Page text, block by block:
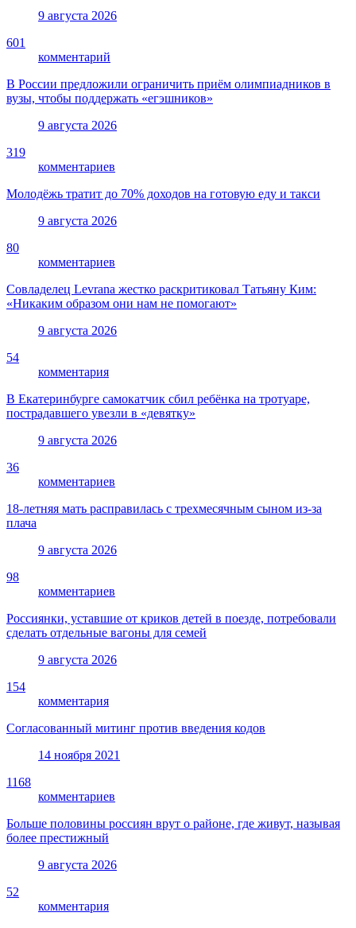
9 августа 2026
601
комментарий
В России предложили ограничить приём олимпиадников в
вузы, чтобы поддержать «егэшников»
9 августа 2026
319
комментариев
Молодёжь тратит до 70% доходов на готовую еду и такси
9 августа 2026
80
комментариев
Совладелец Levrana жестко раскритиковал Татьяну Ким:
«Никаким образом они нам не помогают»
9 августа 2026
54
комментария
В Екатеринбурге самокатчик сбил ребёнка на тротуаре,
пострадавшего увезли в «девятку»
9 августа 2026
36
комментариев
18-летняя мать расправилась с трехмесячным сыном из-за
плача
9 августа 2026
98
комментариев
Россиянки, уставшие от криков детей в поезде, потребовали
сделать отдельные вагоны для семей
9 августа 2026
154
комментария
Согласованный митинг против введения кодов
14 ноября 2021
1168
комментариев
Больше половины россиян врут о районе, где живут, называя
более престижный
9 августа 2026
52
комментария